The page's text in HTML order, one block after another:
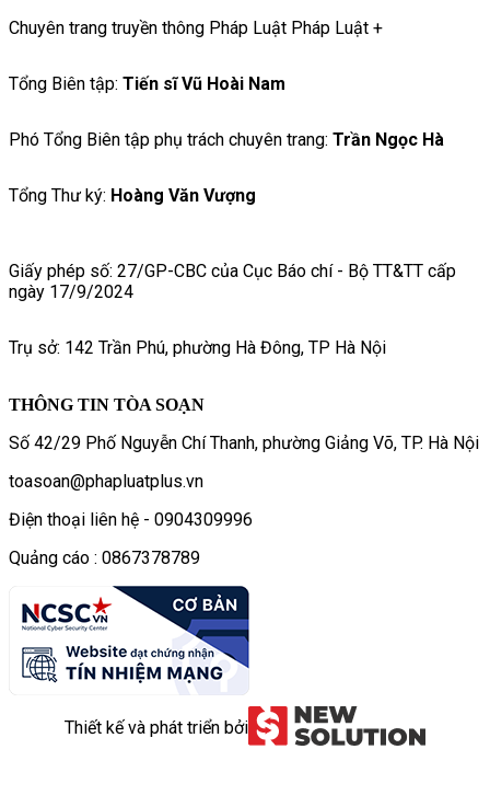
Chuyên trang truyền thông Pháp Luật Pháp Luật +
Tổng Biên tập: Tiến sĩ Vũ Hoài Nam
Phó Tổng Biên tập phụ trách chuyên trang: Trần Ngọc Hà
Tổng Thư ký: Hoàng Văn Vượng
Giấy phép số: 27/GP-CBC của Cục Báo chí - Bộ TT&TT cấp
ngày 17/9/2024
Trụ sở: 142 Trần Phú, phường Hà Đông, TP Hà Nội
THÔNG TIN TÒA SOẠN
Số 42/29 Phố Nguyễn Chí Thanh, phường Giảng Võ, TP. Hà Nội
toasoan@phapluatplus.vn
Điện thoại liên hệ - 0904309996
Quảng cáo : 0867378789
Thiết kế và phát triển bởi